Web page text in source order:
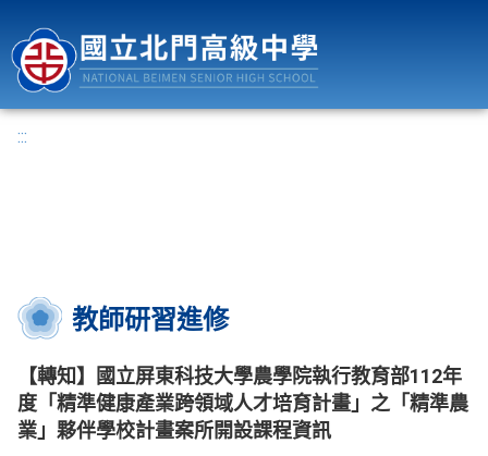
:::
教師研習進修
【轉知】國立屏東科技大學農學院執行教育部112年
度「精準健康產業跨領域人才培育計畫」之「精準農
業」夥伴學校計畫案所開設課程資訊